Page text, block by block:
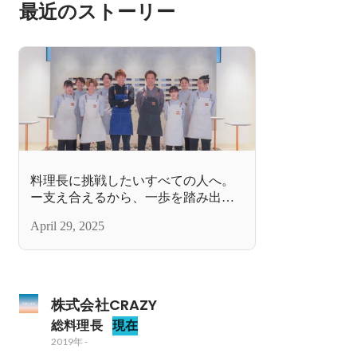
最近のストーリー
料理長に挑戦したいすべての人へ。
ー支え合えるから、一歩を踏み出せ
April 29, 2025
株式会社CRAZY
総料理長 現在
2019年-